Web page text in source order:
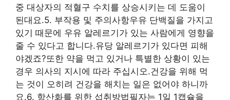
중 대상자의 적혈구 수치를 상승시키는 데 도움이
된대요.5. 부작용 및 주의사항우유 단백질을 가지고
있기 때문에 우유 알레르기가 있는 사람에게 영향을
줄 수 있다고 합니다.유당 알레르기가 있다면 피해
야겠죠?또한 약을 먹고 있거나 특별한 상황이 있는
경우 의사의 지시에 따라 주십시오.건강을 위해 먹
는 것이 오히려 건강을 해치는 일은 없어야 하니까
요.6. 항산화를 위한 섭취방법필자는 1일 1캡슐을